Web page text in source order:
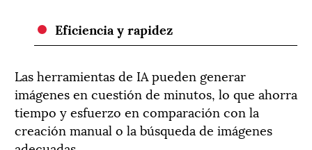
Eficiencia y rapidez
Las herramientas de IA pueden generar
imágenes en cuestión de minutos, lo que ahorra
tiempo y esfuerzo en comparación con la
creación manual o la búsqueda de imágenes